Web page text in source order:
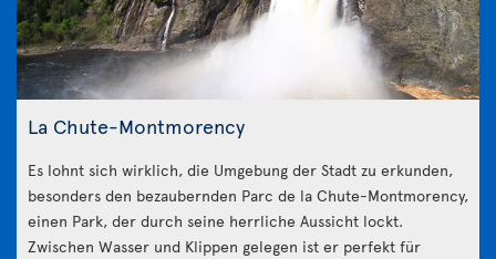
La Chute-Montmorency
Es lohnt sich wirklich, die Umgebung der Stadt zu erkunden,
besonders den bezaubernden Parc de la Chute-Montmorency,
einen Park, der durch seine herrliche Aussicht lockt.
Zwischen Wasser und Klippen gelegen ist er perfekt für